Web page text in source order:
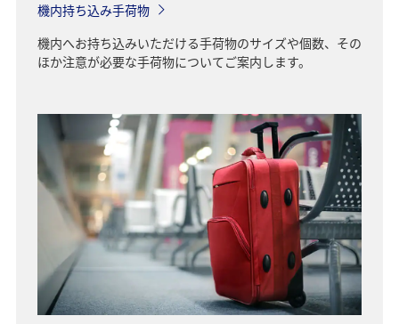
機内持ち込み手荷物
機内へお持ち込みいただける手荷物のサイズや個数、その
ほか注意が必要な手荷物についてご案内します。